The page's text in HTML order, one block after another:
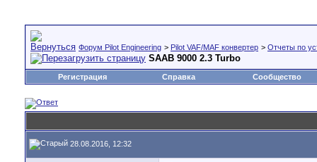
Форум Pilot Engineering > Pilot VAF/MAF конвертер > Отчеты по
SAAB 9000 2.3 Turbo
Регистрация Справка Сообщество
28.08.2016, 12:32